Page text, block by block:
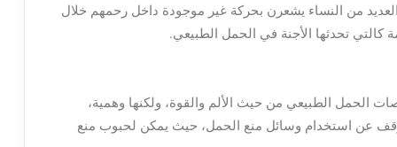
من النساء يشعرن بحركة غير موجودة داخل رحمهم خلال
تحدثها الأجنة في الحمل الطبيعي.
الحمل الطبيعي من حيث الألم والقوة، ولكنها وهمية،
عن استخدام وسائل منع الحمل، حيث يمكن لحبوب منع